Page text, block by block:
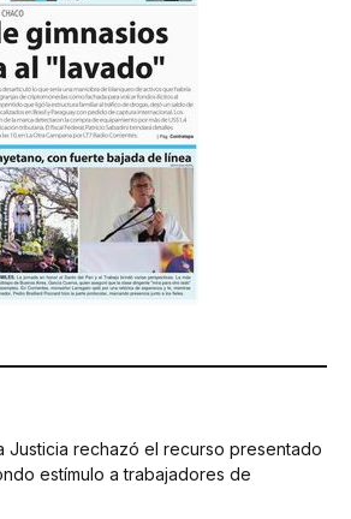
Justicia rechazó el recurso presentado
estímulo a trabajadores de